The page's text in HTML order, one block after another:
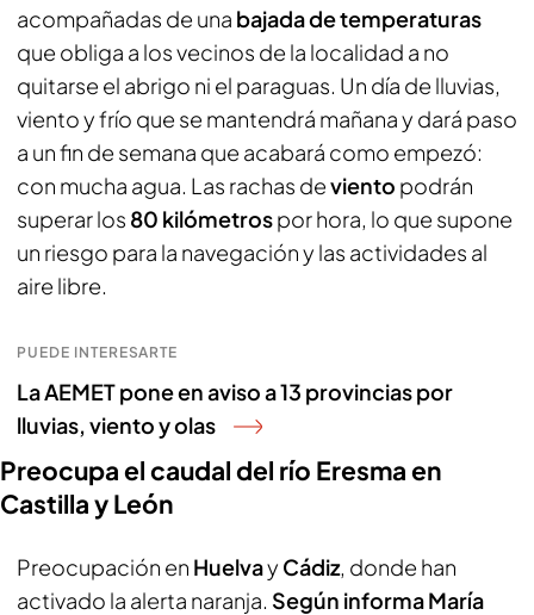
acompañadas de una bajada de temperaturas
que obliga a los vecinos de la localidad a no
quitarse el abrigo ni el paraguas. Un día de lluvias,
viento y frío que se mantendrá mañana y dará paso
a un fin de semana que acabará como empezó:
con mucha agua. Las rachas deviento podrán
superar los 80 kilómetrospor hora, lo que supone
un riesgo para la navegación y las actividades al
aire libre.
PUEDE INTERESARTE
La AEMET pone en aviso a 13 provincias por
lluvias, viento y olas
Preocupa el caudal del río Eresma en
Castilla y León
Preocupación en Huelvay Cádiz, donde han
activado la alerta naranja. Según informa María